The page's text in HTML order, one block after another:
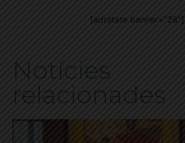
[adrotate banner="28"]
Notícies
relacionades